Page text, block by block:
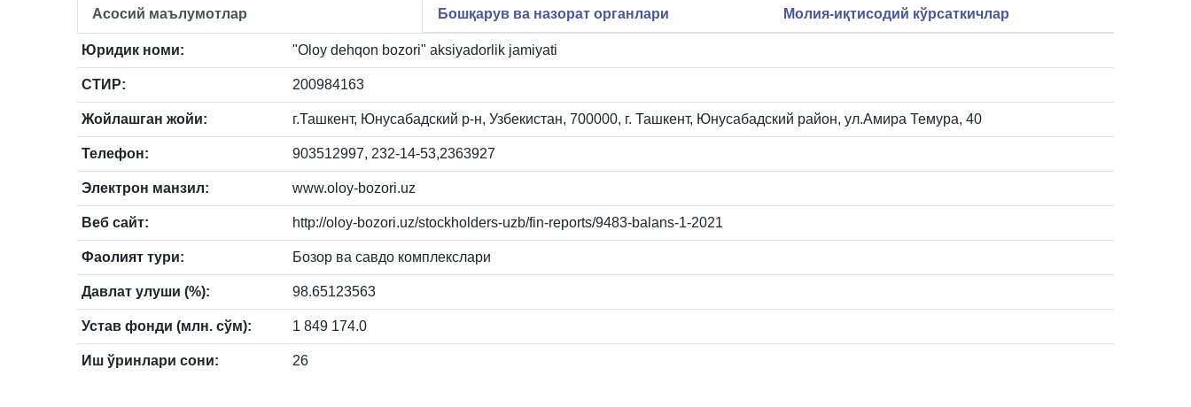
Асосий маълумотлар Бошқарув ва назорат органлари Молия-иқтисодий кўрсаткичлар
Юридик номи: "Oloy dehqon bozori" aksiyadorlik jamiyati
СТИР: 200984163
Жойлашган жойи: г.Ташкент, Юнусабадский р-н, Узбекистан, 700000, г. Ташкент, Юнусабадский район, ул.Амира Темура, 40
Телефон: 903512997, 232-14-53,2363927
Электрон манзил: www.oloy-bozori.uz
Веб сайт: http://oloy-bozori.uz/stockholders-uzb/fin-reports/9483-balans-1-2021
Фаолият тури: Бозор ва савдо комплекслари
Давлат улуши (%): 98.65123563
Устав фонди (млн. сўм): 1 849 174.0
Иш ўринлари сони: 26